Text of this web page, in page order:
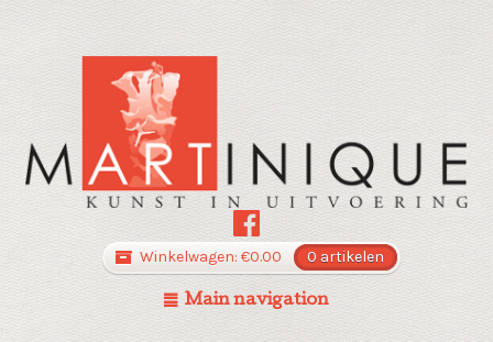
Winkelwagen: €0.00 0 artikelen
Main navigation